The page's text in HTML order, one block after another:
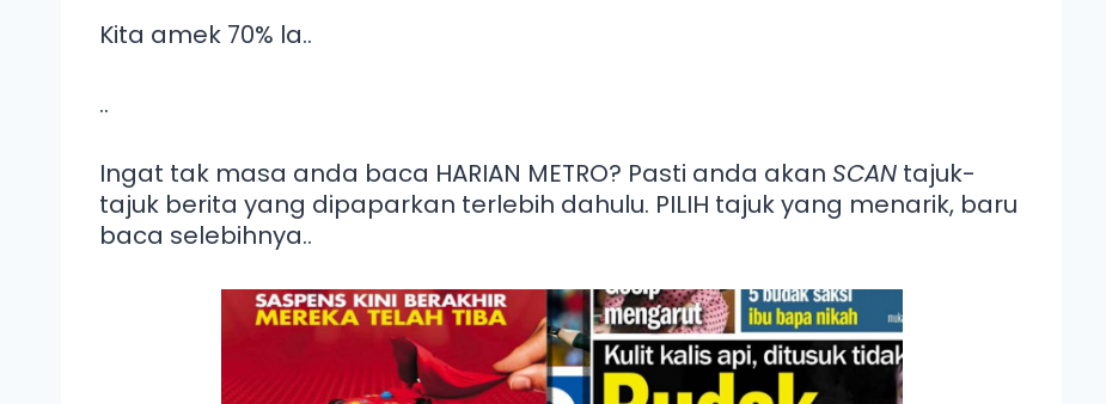
Kita amek 70% la..
..
Ingat tak masa anda baca HARIAN METRO? Pasti anda akan SCAN tajuk-
tajuk berita yang dipaparkan terlebih dahulu. PILIH tajuk yang menarik, baru
baca selebihnya..